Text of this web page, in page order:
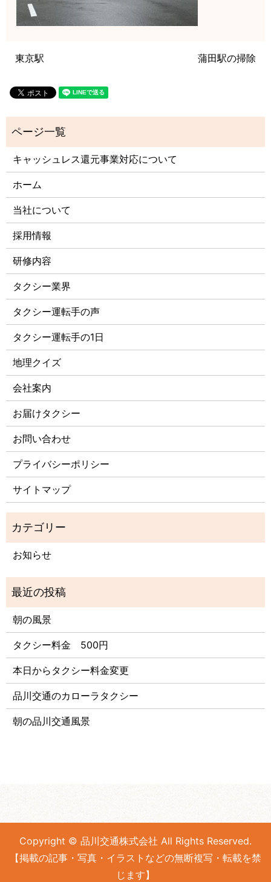
東京駅 蒲田駅の掃除
キャッシュレス還元事業対応について
ホーム
当社について
採用情報
研修内容
タクシー業界
タクシー運転手の声
タクシー運転手の1日
地理クイズ
会社案内
お届けタクシー
お問い合わせ
プライバシーポリシー
サイトマップ
お知らせ
朝の風景
タクシー料金 500円
本日からタクシー料金変更
品川交通のカローラタクシー
朝の品川交通風景
Copyright © 品川交通株式会社 All Rights Reserved.
【掲載の記事・写真・イラストなどの無断複写・転載を禁
じます】